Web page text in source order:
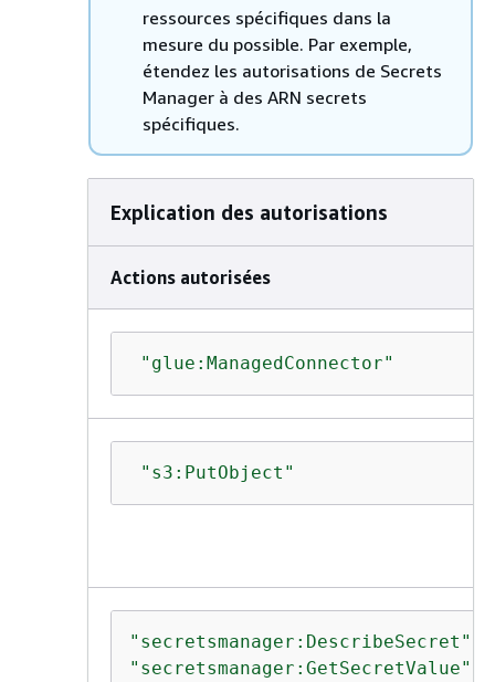
ressources spécifiques dans la
mesure du possible. Par exemple,
étendez les autorisations de Secrets
Manager à des ARN secrets
spécifiques.
Explication des autorisations
Actions autorisées
"glue:ManagedConnector"
"s3:PutObject"
"secretsmanager:DescribeSecret"
"secretsmanager:GetSecretValue"